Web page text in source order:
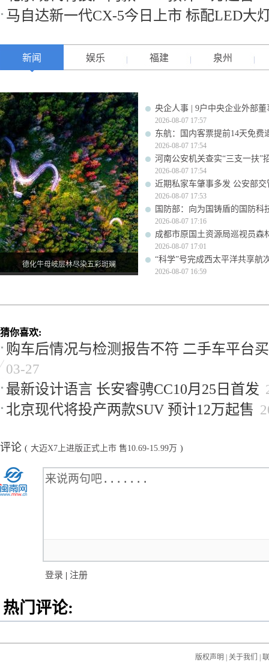
马自达新一代CX-5今日上市 标配LED大
新闻 娱乐 福建 泉州
德化牛母岐层林尽染五彩斑斓
央企人事 | 9户中央企业外部
2026-08-07 17:57
东航：国内客票提前14天免费
2026-08-07 17:54
河南公安机关查实“三支一扶”
2026-08-07 17:54
近期私家车肇事多发 公安部
2026-08-07 17:53
国防部：向为国铸盾的国防科
2026-08-07 17:16
成都市原国土资源局巡视员森
2026-08-07 17:01
“科学”号完成西太平洋共享航
2026-08-07 16:59
猜你喜欢:
购车后情况与检测报告不符 二手车平台
03-27
最新设计语言 长安睿骋CC10月25日首发
北京现代将投产两款SUV 预计12万起售
评论 ( 大迈X7上进版正式上市 售10.69-15.99万 )
登录 | 注册
热门评论:
版权声明 关于我们